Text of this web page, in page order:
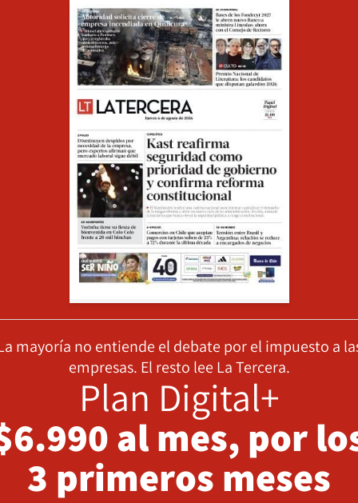
mayoría no entiende el debate por el impuesto a
empresas. El resto lee La Tercera.
Plan Digital+
al mes, por
3 primeros meses